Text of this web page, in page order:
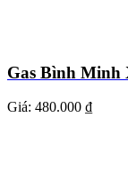
Gas Bình Minh
Giá: 480.000 ₫